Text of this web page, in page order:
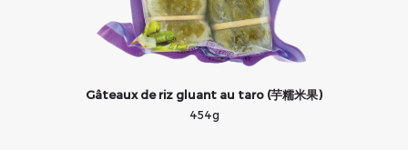
Gâteaux de riz gluant au taro (芋糯米果)
454g